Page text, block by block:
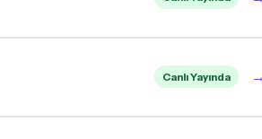
Canlı Yayında →